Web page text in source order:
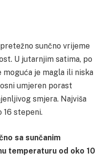
sunčno vrijeme
U jutarnjim satima, po
je magla ili niska
umjeren porast
smjera. Najviša
16 stepeni.
sa sunčanim
temperaturu od oko 10